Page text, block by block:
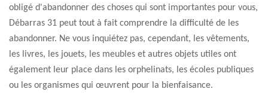
obligé d'abandonner des choses qui sont importantes pour vous,
Débarras 31 peut tout à fait comprendre la difficulté de les
abandonner. Ne vous inquiétez pas, cependant, les vêtements,
les livres, les jouets, les meubles et autres objets utiles ont
également leur place dans les orphelinats, les écoles publiques
ou les organismes qui œuvrent pour la bienfaisance.